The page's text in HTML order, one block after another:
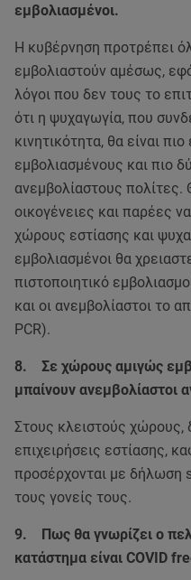
εμβολιασμένοι.
Η κυβέρνηση προτρέπει
εμβολιαστούν αμέσως,
λόγοι που δεν τους το
ότι η ψυχαγωγία, που
κινητικότητα, θα είναι
εμβολιασμένους και πιο
ανεμβολίαστους
οικογένειες και παρέες
χώρους εστίασης και
εμβολιασμένοι θα
πιστοποιητικό
και οι ανεμβολίαστοι το
PCR).
8. Σε χώρους αμιγώς
μπαίνουν ανεμβολίαστοι
Στους κλειστούς χώρους,
επιχειρήσεις εστίασης,
προσέρχονται με δήλωση
τους γονείς τους.
9. Πως θα γνωρίζει ο
κατάστημα είναι COVID